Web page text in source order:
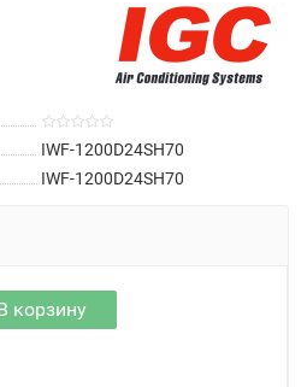
IWF-1200D24SH70
IWF-1200D24SH70
корзину